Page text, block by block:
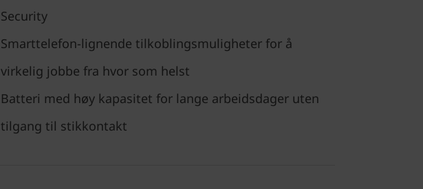
Security
Smarttelefon-lignende tilkoblingsmuligheter for å
virkelig jobbe fra hvor som helst
Batteri med høy kapasitet for lange arbeidsdager uten
tilgang til stikkontakt